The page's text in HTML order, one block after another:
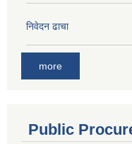
निवेदन ढाचा
more
Public